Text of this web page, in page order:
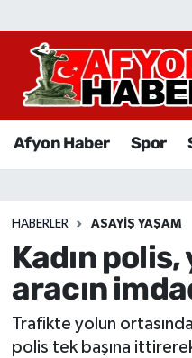
Afyon Haber Spor
HABERLER ASAYIŞ YAŞAM
Kadın
aracın
Trafikte yolun
polis tek başına ittirerek
Afyon Haber
Sağlık
Eğitim
Sivil Toplum